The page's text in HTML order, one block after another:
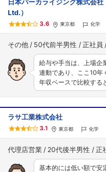
日本パーカライジング株式会
Ltd.）
3.6 東京都 化学
その他 50代前半男性 正社員
給与や手当は、上場企
連動であり、ここ10年
年収ベースで比較する
ラサ工業株式会社
3.1 東京都 化学
代理店営業 20代後半男性 正
基本的には低い額で安